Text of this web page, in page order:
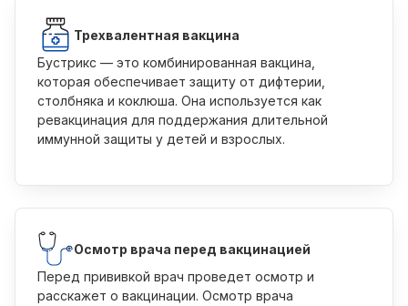
Трехвалентная вакцина
Бустрикс — это комбинированная вакцина,
которая обеспечивает защиту от дифтерии,
столбняка и коклюша. Она используется как
ревакцинация для поддержания длительной
иммунной защиты у детей и взрослых.
Осмотр врача перед вакцинацией
Перед прививкой врач проведет осмотр и
расскажет о вакцинации. Осмотр врача